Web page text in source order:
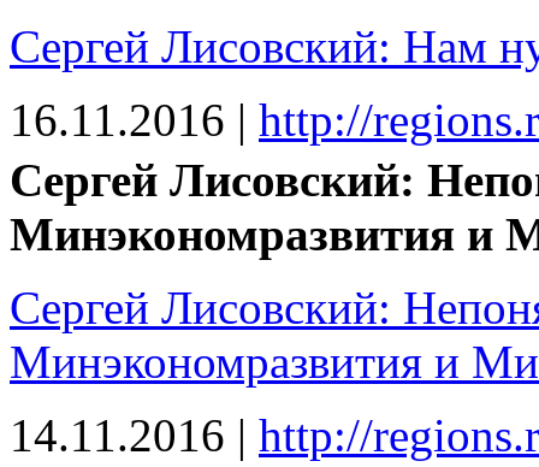
Сергей Лисовский: Нам
16.11.2016 | http://
Сергей Лисовский:
Минэкономразвития и
Сергей Лисовский:
Минэкономразвития и
14.11.2016 | http://